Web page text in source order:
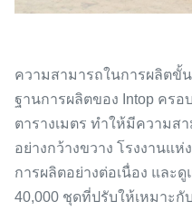
ความสามารถในการผลิตขั้
ฐานการผลิตของ Intop คร
ตารางเมตร ทำให้มีความส
อย่างกว้างขวาง โรงงานแห่
การผลิตอย่างต่อเนื่อง และ
40,000 ชุดที่ปรับให้เหมาะกั